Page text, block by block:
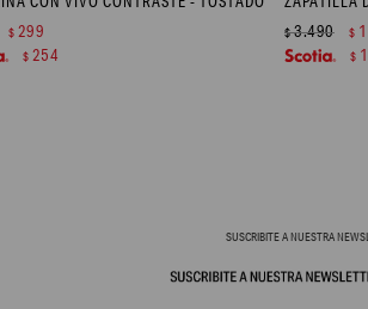
$ 299
$ 254
$3.490 $
$
SUSCRIBITE A NUESTRA